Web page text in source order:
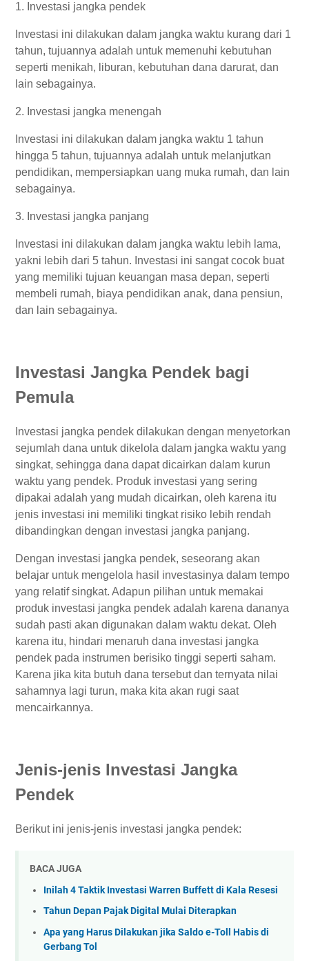
1. Investasi jangka pendek
Investasi ini dilakukan dalam jangka waktu kurang dari 1
tahun, tujuannya adalah untuk memenuhi kebutuhan
seperti menikah, liburan, kebutuhan dana darurat, dan
lain sebagainya.
2. Investasi jangka menengah
Investasi ini dilakukan dalam jangka waktu 1 tahun
hingga 5 tahun, tujuannya adalah untuk melanjutkan
pendidikan, mempersiapkan uang muka rumah, dan lain
sebagainya.
3. Investasi jangka panjang
Investasi ini dilakukan dalam jangka waktu lebih lama,
yakni lebih dari 5 tahun. Investasi ini sangat cocok buat
yang memiliki tujuan keuangan masa depan, seperti
membeli rumah, biaya pendidikan anak, dana pensiun,
dan lain sebagainya.
Investasi Jangka Pendek bagi
Pemula
Investasi jangka pendek dilakukan dengan menyetorkan
sejumlah dana untuk dikelola dalam jangka waktu yang
singkat, sehingga dana dapat dicairkan dalam kurun
waktu yang pendek. Produk investasi yang sering
dipakai adalah yang mudah dicairkan, oleh karena itu
jenis investasi ini memiliki tingkat risiko lebih rendah
dibandingkan dengan investasi jangka panjang.
Dengan investasi jangka pendek, seseorang akan
belajar untuk mengelola hasil investasinya dalam tempo
yang relatif singkat. Adapun pilihan untuk memakai
produk investasi jangka pendek adalah karena dananya
sudah pasti akan digunakan dalam waktu dekat. Oleh
karena itu, hindari menaruh dana investasi jangka
pendek pada instrumen berisiko tinggi seperti saham.
Karena jika kita butuh dana tersebut dan ternyata nilai
sahamnya lagi turun, maka kita akan rugi saat
mencairkannya.
Jenis-jenis Investasi Jangka
Pendek
Berikut ini jenis-jenis investasi jangka pendek:
BACA JUGA
Inilah 4 Taktik Investasi Warren Buffett di Kala Resesi
Tahun Depan Pajak Digital Mulai Diterapkan
Apa yang Harus Dilakukan jika Saldo e-Toll Habis di
Gerbang Tol